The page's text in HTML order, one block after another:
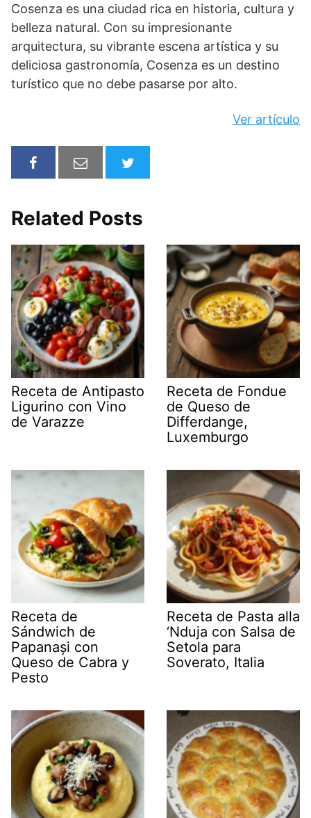
Cosenza es una ciudad rica en historia, cultura y
belleza natural. Con su impresionante
arquitectura, su vibrante escena artística y su
deliciosa gastronomía, Cosenza es un destino
turístico que no debe pasarse por alto.
Ver artículo
Related Posts
Receta de Antipasto
Ligurino con Vino
de Varazze
Receta de Fondue
de Queso de
Differdange,
Luxemburgo
Receta de
Sándwich de
Papanași con
Queso de Cabra y
Pesto
Receta de Pasta alla
‘Nduja con Salsa de
Setola para
Soverato, Italia